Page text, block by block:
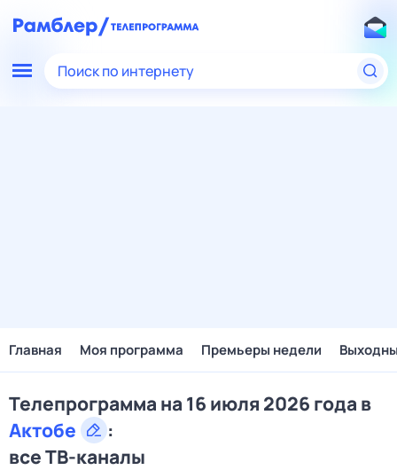
Поиск по интернету
Главная Моя программа Премьеры недели
Телепрограмма на 16 июля 2026 года в
Актобе
:
все ТВ-каналы